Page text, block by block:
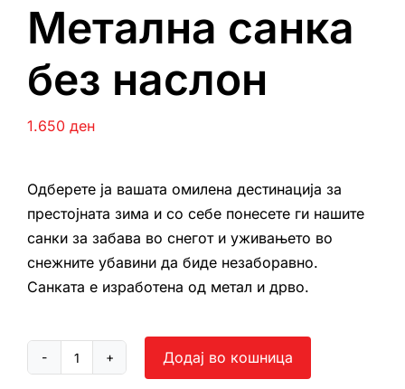
Метална санка
без наслон
1.650 ден
Одберете ја вашата омилена дестинација за
престојната зима и со себе понесете ги нашите
санки за забава во снегот и уживањето во
снежните убавини да биде незаборавно.
Санката е изработена од метал и дрво.
Метална
Додај во кошница